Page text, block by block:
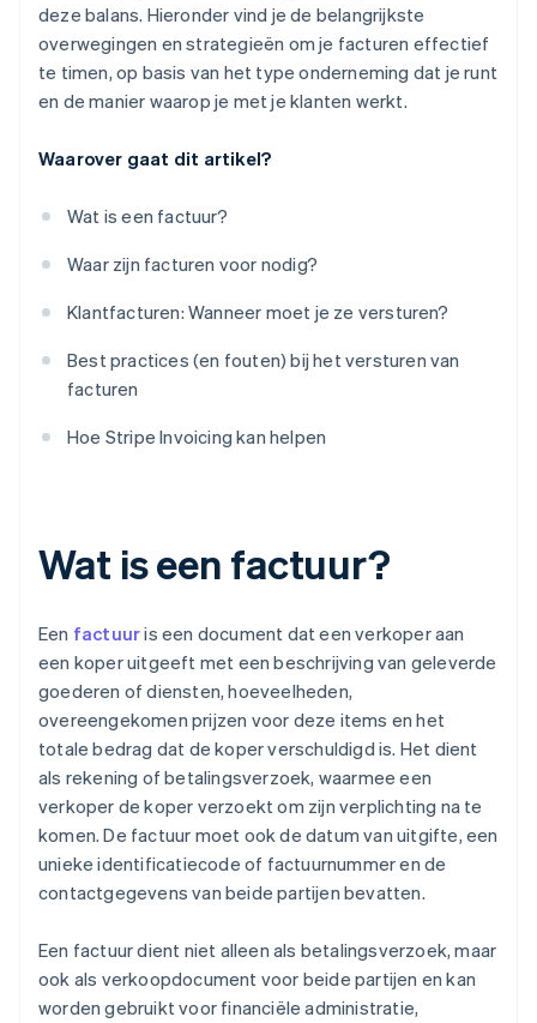
deze balans. Hieronder vind je de belangrijkste
overwegingen en strategieën om je facturen effectief
te timen, op basis van het type onderneming dat je runt
en de manier waarop je met je klanten werkt.
Waarover gaat dit artikel?
Wat is een factuur?
Waar zijn facturen voor nodig?
Klantfacturen: Wanneer moet je ze versturen?
Best practices (en fouten) bij het versturen van
facturen
Hoe Stripe Invoicing kan helpen
Wat is een factuur?
Een factuuris een document dat een verkoper aan
een koper uitgeeft met een beschrijving van geleverde
goederen of diensten, hoeveelheden,
overeengekomen prijzen voor deze items en het
totale bedrag dat de koper verschuldigd is. Het dient
als rekening of betalingsverzoek, waarmee een
verkoper de koper verzoekt om zijn verplichting na te
komen. De factuur moet ook de datum van uitgifte, een
unieke identificatiecode of factuurnummer en de
contactgegevens van beide partijen bevatten.
Een factuur dient niet alleen als betalingsverzoek, maar
ook als verkoopdocument voor beide partijen en kan
worden gebruikt voor financiële administratie,